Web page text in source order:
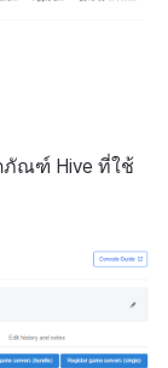
ณฑ์ Hive ที่ใช้